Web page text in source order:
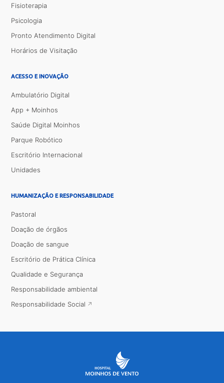
Fisioterapia
Psicologia
Pronto Atendimento Digital
Horários de Visitação
ACESSO E INOVAÇÃO
Ambulatório Digital
App + Moinhos
Saúde Digital Moinhos
Parque Robótico
Escritório Internacional
Unidades
HUMANIZAÇÃO E RESPONSABILIDADE
Pastoral
Doação de órgãos
Doação de sangue
Escritório de Prática Clínica
Qualidade e Segurança
Responsabilidade ambiental
Responsabilidade Social